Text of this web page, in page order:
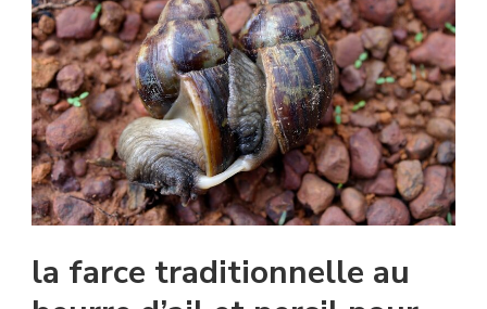
la farce traditionnelle au